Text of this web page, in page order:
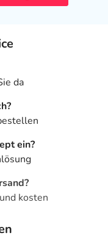
auftreten?
der
da
ein?
kosten